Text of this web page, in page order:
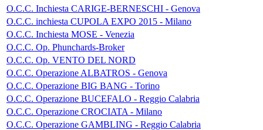
O.C.C. Inchiesta CARIGE-BERNESCHI - Genova
O.C.C. inchiesta CUPOLA EXPO 2015 - Milano
O.C.C. Inchiesta MOSE - Venezia
O.C.C. Op. Phunchards-Broker
O.C.C. Op. VENTO DEL NORD
O.C.C. Operazione ALBATROS - Genova
O.C.C. Operazione BIG BANG - Torino
O.C.C. Operazione BUCEFALO - Reggio Calabria
O.C.C. Operazione CROCIATA - Milano
O.C.C. Operazione GAMBLING - Reggio Calabria